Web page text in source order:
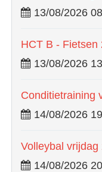
13/08/2026
HCT B - Fietsen
13/08/2026
Conditietraining
14/08/2026
Volleybal
14/08/2026